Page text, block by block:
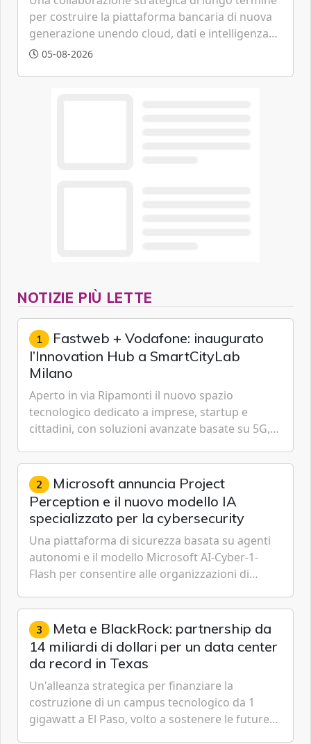
per costruire la piattaforma bancaria di nuova
generazione unendo cloud, dati e intelligenza
artificiale.
05-08-2026
NOTIZIE PIÙ LETTE
1 Fastweb + Vodafone: inaugurato
l’Innovation Hub a SmartCityLab
Milano
Aperto in via Ripamonti il nuovo spazio
tecnologico dedicato a imprese, startup e
cittadini, con soluzioni avanzate basate su 5G,
Cybersecurity.
2 Microsoft annuncia Project
Perception e il nuovo modello IA
specializzato per la cybersecurity
Una piattaforma di sicurezza basata su agenti
autonomi e il modello Microsoft AI-Cyber-1-
Flash per consentire alle organizzazioni di
gestione continua del rischio.
3 Meta e BlackRock: partnership da
14 miliardi di dollari per un data center
da record in Texas
Un'alleanza strategica per finanziare la
costruzione di un campus tecnologico da 1
gigawatt a El Paso, volto a sostenere le future